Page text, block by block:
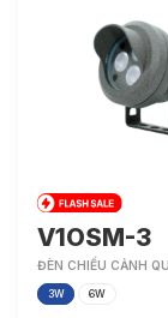
V1OSM-3
ĐÈN CHIẾU CẢNH
3W 6W